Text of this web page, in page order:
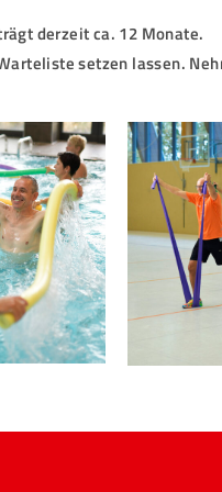
derzeit ca. 12 Monate.
setzen lassen.